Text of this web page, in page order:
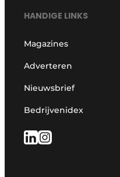
HANDIGE LINKS
Magazines
Adverteren
Nieuwsbrief
Bedrijvenidex